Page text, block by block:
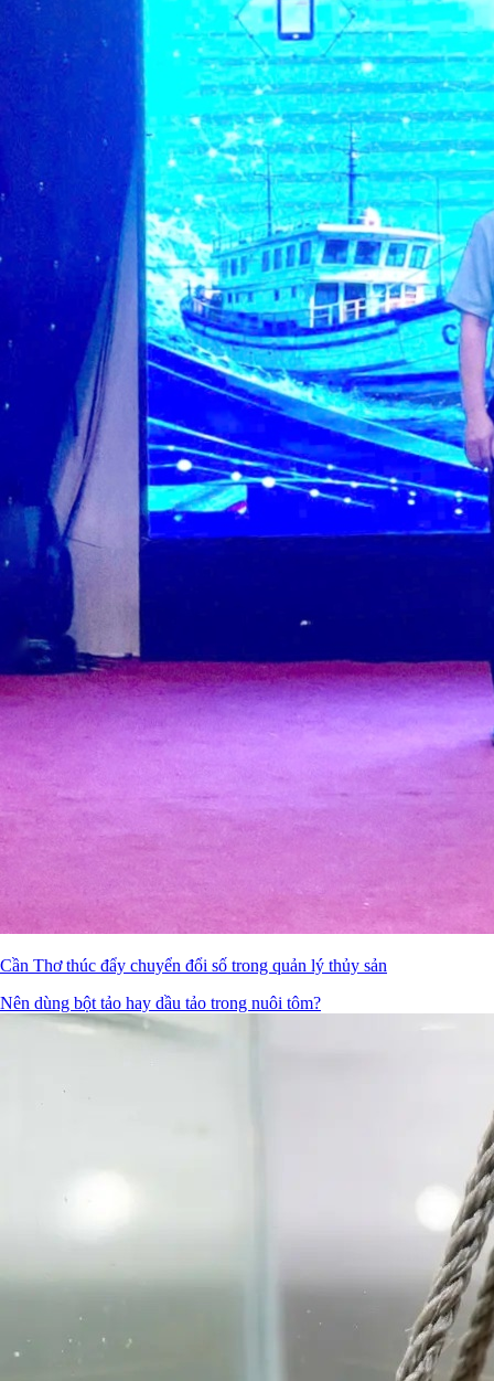
Cần Thơ thúc đẩy chuyển đổi số trong quản lý thủy sản
Nên dùng bột tảo hay dầu tảo trong nuôi tôm?